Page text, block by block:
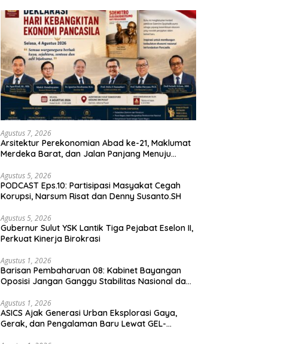
Agustus 7, 2026
Arsitektur Perekonomian Abad ke-21, Maklumat
Merdeka Barat, dan Jalan Panjang Menuju
Agustus 5, 2026
PODCAST Eps.10: Partisipasi Masyakat Cegah
Korupsi, Narsum Risat dan Denny Susanto.SH
Agustus 5, 2026
Gubernur Sulut YSK Lantik Tiga Pejabat Eselon II,
Perkuat Kinerja Birokrasi
Agustus 1, 2026
Barisan Pembaharuan 08: Kabinet Bayangan
Oposisi Jangan Ganggu Stabilitas Nasional dan
Agustus 1, 2026
ASICS Ajak Generasi Urban Eksplorasi Gaya,
Gerak, dan Pengalaman Baru Lewat GEL-